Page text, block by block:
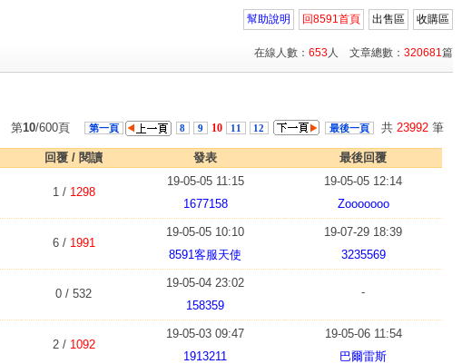
幫助說明 收購區
出售區
回8591首頁
在線人數： 653人 文章總數： 320681篇
第10/600頁 第一頁 8 9 10 11 12 最後一頁 共 23992 筆
回覆 / 閱讀 發表 最後回覆
1 / 1298
19-05-05 11:15
1677158
19-05-05 12:14
Zooooooo
6 / 1991
19-05-05 10:10
8591客服天使
19-07-29 18:39
3235569
0 / 532
19-05-04 23:02
158359
-
2 / 1092
19-05-03 09:47
1913211
19-05-06 11:54
巴爾雷斯